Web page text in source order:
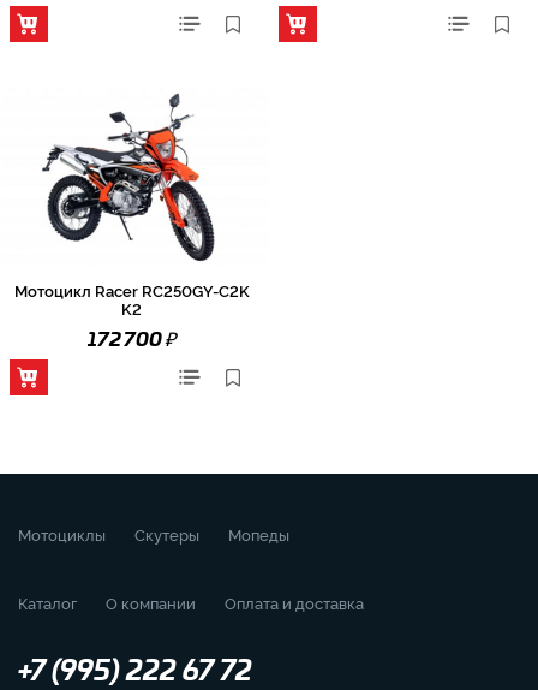
Мотоцикл Racer RC250GY-C2K
K2
172 700₽
Мотоциклы Скутеры Мопеды
Каталог О компании Оплата и доставка
+7 (995) 222 67 72